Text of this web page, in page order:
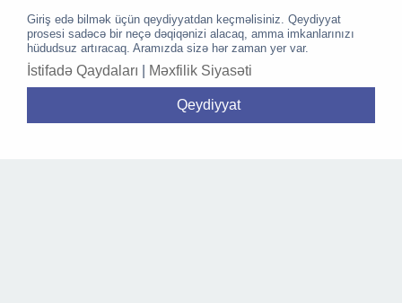
Giriş edə bilmək üçün qeydiyyatdan keçməlisiniz. Qeydiyyat
prosesi sadəcə bir neçə dəqiqənizi alacaq, amma imkanlarınızı
hüdudsuz artıracaq. Aramızda sizə hər zaman yer var.
İstifadə Qaydaları Məxfilik Siyasəti
Qeydiyyat